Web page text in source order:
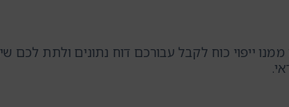
ייפוי כוח לקבל עבורכם דוח נתונים ולתת לכם